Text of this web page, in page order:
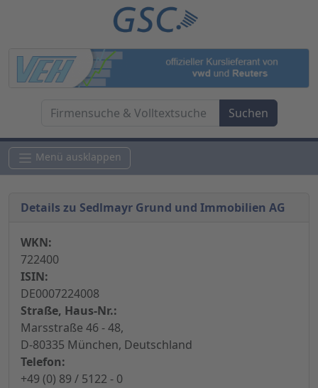
Menü ausklappen
Details zu Sedlmayr Grund und Immobilien AG
WKN:
722400
ISIN:
DE0007224008
Straße, Haus-Nr.:
Marsstraße 46 - 48,
D-80335 München, Deutschland
Telefon:
+49 (0) 89 / 5122 - 0